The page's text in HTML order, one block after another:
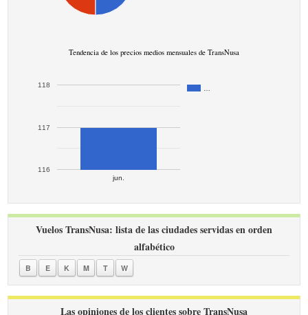
Tendencia de los precios medios mensuales de TransNusa
jun.
116
117
118
Vuelos TransNusa: lista de las ciudades servidas en orden
alfabético
B E K M T W
Las opiniones de los clientes sobre TransNusa